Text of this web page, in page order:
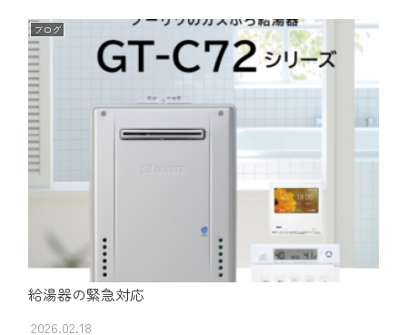
ブログ
給湯器の緊急対応
2026.02.18